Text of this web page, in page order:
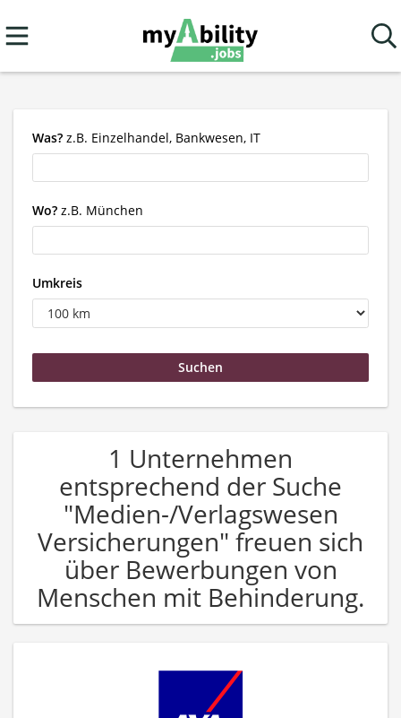
Was? z.B. Einzelhandel, Bankwesen, IT
Wo? z.B. München
Umkreis
1 Unternehmen
entsprechend der Suche
"Medien-/Verlagswesen
Versicherungen" freuen sich
über Bewerbungen von
Menschen mit Behinderung.